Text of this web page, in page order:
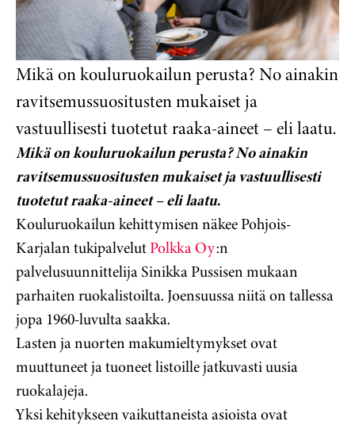
Mikä on kouluruokailun perusta? No ainakin
ravitsemussuositusten mukaiset ja
vastuullisesti tuotetut raaka-aineet – eli laatu.
Mikä on kouluruokailun perusta? No ainakin
ravitsemussuositusten mukaiset ja vastuullisesti
tuotetut raaka-aineet – eli laatu.
Kouluruokailun kehittymisen näkee Pohjois-
Karjalan tukipalvelutPolkka Oy:n
palvelusuunnittelija Sinikka Pussisen mukaan
parhaiten ruokalistoilta. Joensuussa niitä on tallessa
jopa 1960-luvulta saakka.
Lasten ja nuorten makumieltymykset ovat
muuttuneet ja tuoneet listoille jatkuvasti uusia
ruokalajeja.
Yksi kehitykseen vaikuttaneista asioista ovat